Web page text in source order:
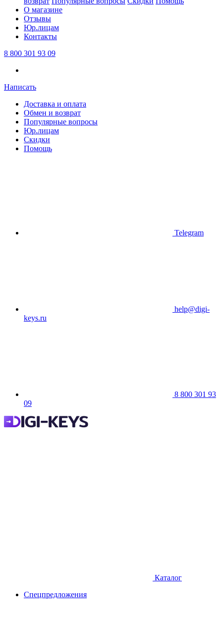
О магазине
Отзывы
Юр.лицам
Контакты
8 800 301 93 09
Написать
Доставка и оплата
Обмен и возврат
Популярные вопросы
Юр.лицам
Скидки
Помощь
Telegram
help@digi-
keys.ru
8 800 301 93
09
Каталог
Спецпредложения